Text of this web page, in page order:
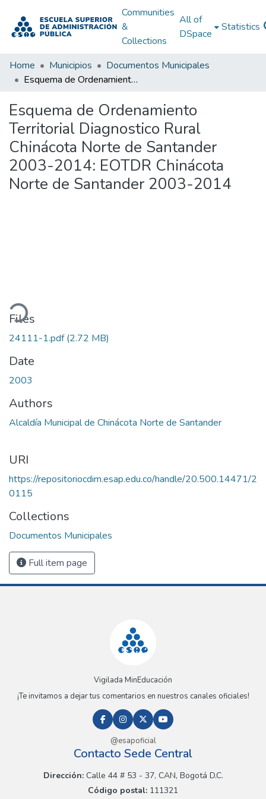
Communities
&
Collections
All of
DSpace
Statistics
Home Municipios
Documentos Municipales
Esquema de Ordenamiento Territorial Diagnostico Rural Chinácota Norte de Santander 2003-2014: EOTDR Chinácota Norte de Santander 2003-2014
Esquema de Ordenamiento
Territorial Diagnostico Rural
Chinácota Norte de Santander
2003-2014: EOTDR Chinácota
Norte de Santander 2003-2014
Files
24111-1.pdf(2.72 MB)
Date
2003
Authors
Alcaldía Municipal de Chinácota Norte de Santander
URI
https://repositoriocdim.esap.edu.co/handle/20.500.14471/2
0115
Collections
Documentos Municipales
Full item page
Vigilada MinEducación
¡Te invitamos a dejar tus comentarios en nuestros canales oficiales!
@esapoficial
Contacto Sede Central
Dirección:Calle 44 # 53 - 37, CAN, Bogotá D.C.
Código postal: 111321